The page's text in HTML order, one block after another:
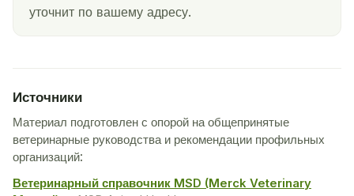
уточнит по вашему адресу.
Источники
Материал подготовлен с опорой на общепринятые
ветеринарные руководства и рекомендации профильных
организаций:
Ветеринарный справочник MSD (Merck Veterinary